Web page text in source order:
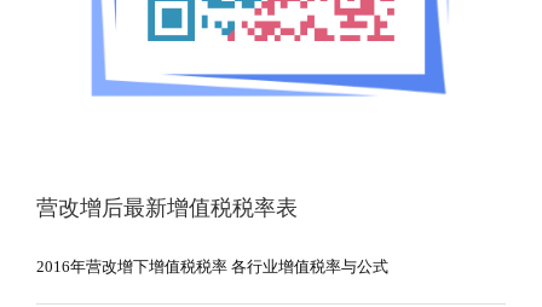
营改增后最新增值税税率表
2016年营改增下增值税税率 各行业增值税率与公式